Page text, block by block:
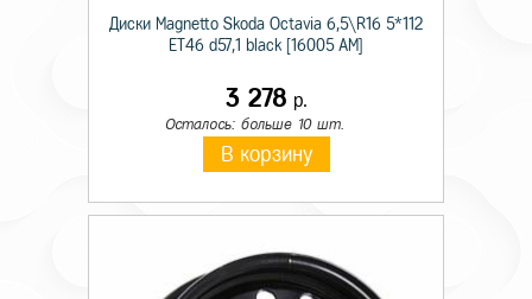
Диски Magnetto Skoda Octavia 6,5\R16 5*112
ET46 d57,1 black [16005 AM]
3 278 р.
Осталось: больше 10 шт.
В корзину